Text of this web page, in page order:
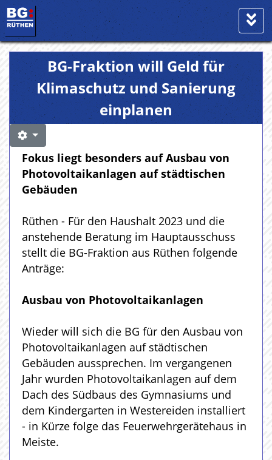
BG-Fraktion will Geld für
Klimaschutz und Sanierung
einplanen
Fokus liegt besonders auf Ausbau von
Photovoltaikanlagen auf städtischen
Gebäuden
Rüthen - Für den Haushalt 2023 und die
anstehende Beratung im Hauptausschuss
stellt die BG-Fraktion aus Rüthen folgende
Anträge:
Ausbau von Photovoltaikanlagen
Wieder will sich die BG für den Ausbau von
Photovoltaikanlagen auf städtischen
Gebäuden aussprechen. Im vergangenen
Jahr wurden Photovoltaikanlagen auf dem
Dach des Südbaus des Gymnasiums und
dem Kindergarten in Westereiden installiert
- in Kürze folge das Feuerwehrgerätehaus in
Meiste.